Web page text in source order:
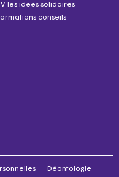
les idées solidaires
conseils
Déontologie